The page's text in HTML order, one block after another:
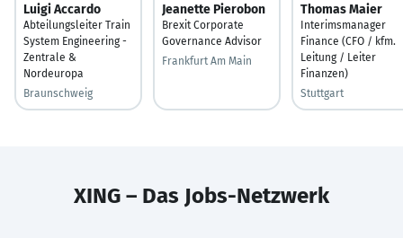
Luigi Accardo
Abteilungsleiter Train
System Engineering -
Zentrale &
Nordeuropa
Braunschweig
Jeanette Pierobon
Brexit Corporate
Governance Advisor
Frankfurt Am Main
Thomas Maier
Interimsmanager
Finance (CFO / kfm.
Leitung / Leiter
Finanzen)
Stuttgart
XING – Das Jobs-Netzwerk